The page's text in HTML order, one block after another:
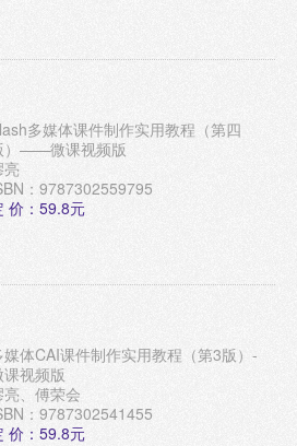
多媒体课件制作实用教程（第四
）——微课视频版
亮
：9787302559795
价：59.8元
媒体CAI课件制作实用教程（第3版）-
课视频版
亮、傅荣会
：9787302541455
价：59.8元